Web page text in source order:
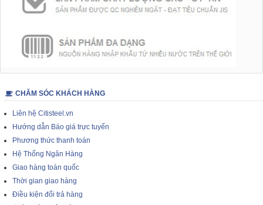
CHĂM SÓC KHÁCH HÀNG
Liên hệ Citisteel.vn
Hướng dẫn Báo giá trực tuyến
Phương thức thanh toán
Hệ Thống Ngân Hàng
Giao hàng toàn quốc
Thời gian giao hàng
Điều kiện đổi trả hàng